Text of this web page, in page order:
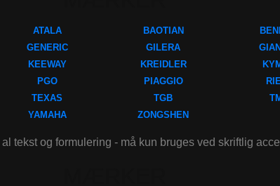
ATALA
GENERIC
KEEWAY
PGO
TEXAS
YAMAHA
BAOTIAN
GILERA
KREIDLER
PIAGGIO
TGB
ZONGSHEN
tekst og formulering - må kun bruges ved skriftlig